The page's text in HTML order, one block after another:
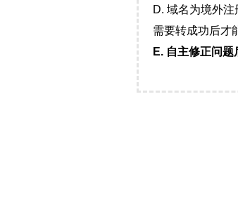
D. 域名为境外
需要转成功后才
E. 自主修正问题